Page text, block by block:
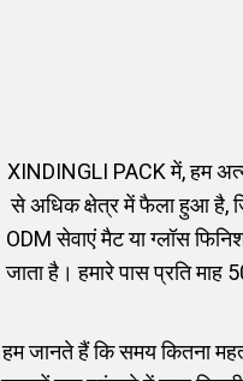
XINDINGLI PACK में, हम
से अधिक क्षेत्र में फैला हुआ है,
ODM सेवाएं मैट या ग्लॉस
जाता है। हमारे पास प्रति
हम जानते हैं कि समय कितना